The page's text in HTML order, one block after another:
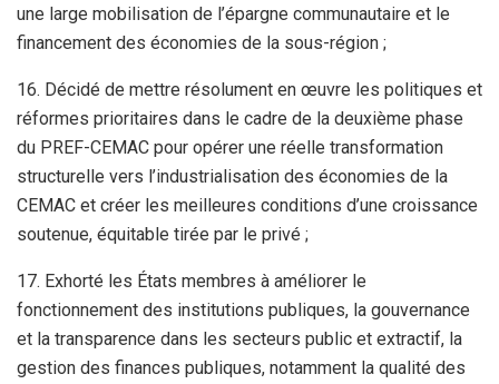
une large mobilisation de l’épargne communautaire et le
financement des économies de la sous-région ;
16. Décidé de mettre résolument en œuvre les politiques et
réformes prioritaires dans le cadre de la deuxième phase
du PREF-CEMAC pour opérer une réelle transformation
structurelle vers l’industrialisation des économies de la
CEMAC et créer les meilleures conditions d’une croissance
soutenue, équitable tirée par le privé ;
17. Exhorté les États membres à améliorer le
fonctionnement des institutions publiques, la gouvernance
et la transparence dans les secteurs public et extractif, la
gestion des finances publiques, notamment la qualité des